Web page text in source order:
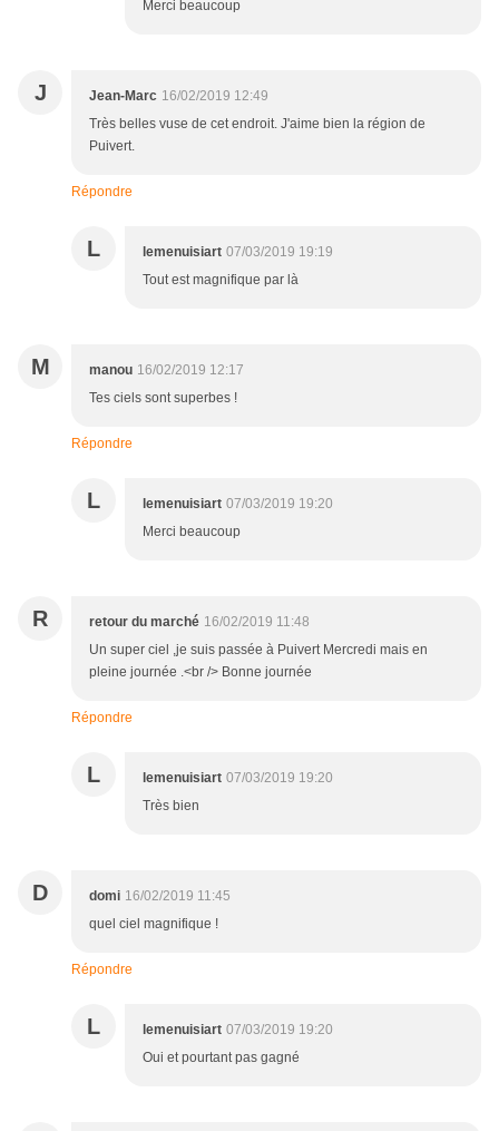
Merci beaucoup
J Jean-Marc 16/02/2019 12:49
Très belles vuse de cet endroit. J'aime bien la région de
Puivert.
Répondre
L lemenuisiart 07/03/2019 19:19
Tout est magnifique par là
M manou 16/02/2019 12:17
Tes ciels sont superbes !
Répondre
L lemenuisiart 07/03/2019 19:20
Merci beaucoup
R retour du marché 16/02/2019 11:48
Un super ciel ,je suis passée à Puivert Mercredi mais en
pleine journée .<br /> Bonne journée
Répondre
L lemenuisiart 07/03/2019 19:20
Très bien
D domi 16/02/2019 11:45
quel ciel magnifique !
Répondre
L lemenuisiart 07/03/2019 19:20
Oui et pourtant pas gagné